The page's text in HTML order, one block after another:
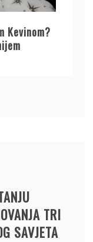
Kevinom?
TRI
SAVJETA